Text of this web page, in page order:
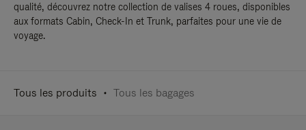
qualité, découvrez notre collection de valises 4 roues, disponibles
aux formats Cabin, Check-In et Trunk, parfaites pour une vie de
voyage.
Tous les produits Tous les bagages